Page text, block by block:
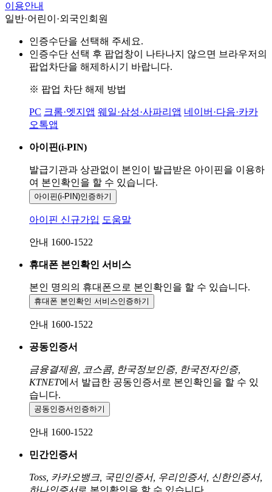
이용안내
일반·어린이·외국인회원
인증수단을 선택해 주세요.
인증수단 선택 후 팝업창이 나타나지 않으면 브라우저의
팝업차단을 해제하시기 바랍니다.
※ 팝업 차단 해제 방법
PC 크롬·엣지앱 웨일·삼성·사파리앱 네이버·다음·카카
오톡앱
아이핀(i-PIN)
발급기관과 상관없이 본인이 발급받은 아이핀을 이용하
여 본인확인을 할 수 있습니다.
아이핀(i-PIN)인증하기
아이핀 신규가입 도움말
안내 1600-1522
휴대폰 본인확인 서비스
본인 명의의 휴대폰으로 본인확인을 할 수 있습니다.
휴대폰 본인확인 서비스인증하기
안내 1600-1522
공동인증서
금융결제원, 코스콤, 한국정보인증, 한국전자인증,
KTNET에서 발급한 공동인증서로 본인확인을 할 수 있
습니다.
공동인증서 인증하기
안내 1600-1522
민간인증서
Toss, 카카오뱅크, 국민인증서, 우리인증서, 신한인증서,